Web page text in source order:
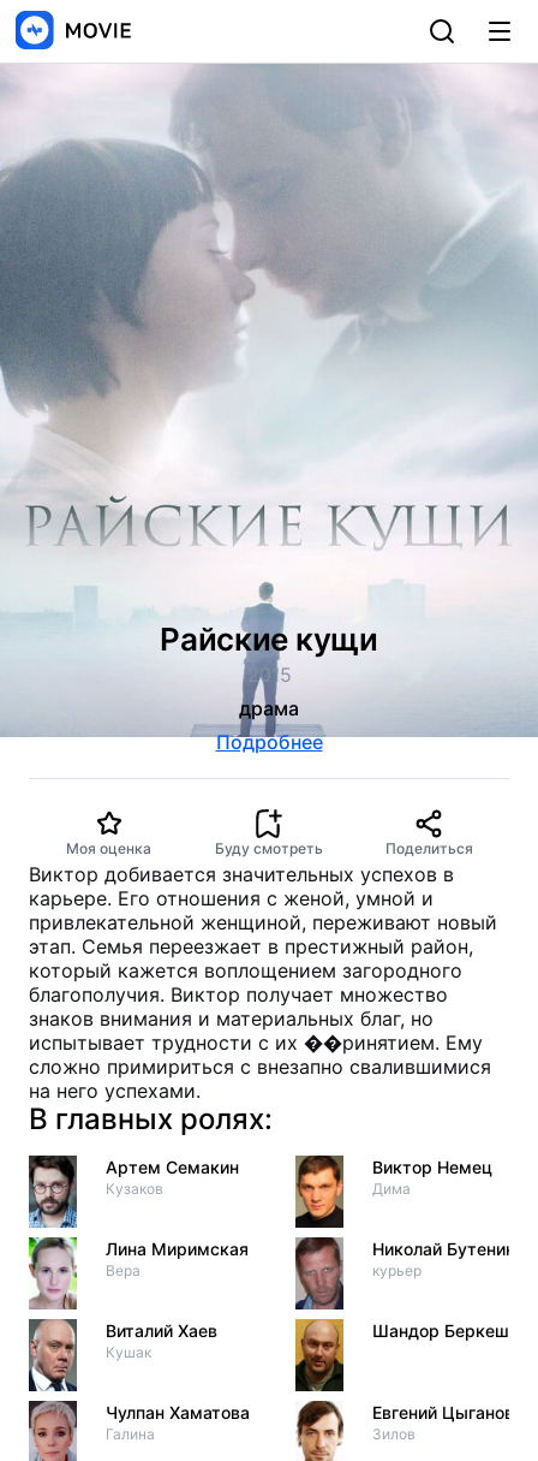
Райские кущи
2015
драма
Подробнее
Моя оценка Буду смотреть Поделиться
Виктор добивается значительных успехов в
карьере. Его отношения с женой, умной и
привлекательной женщиной, переживают новый
этап. Семья переезжает в престижный район,
который кажется воплощением загородного
благополучия. Виктор получает множество
знаков внимания и материальных благ, но
испытывает трудности с их ��ринятием. Ему
сложно примириться с внезапно свалившимися
на него успехами.
В главных ролях:
Артем Семакин
Кузаков
Лина Миримская
Вера
Виталий Хаев
Кушак
Чулпан Хаматова
Галина
Виктор Немец
Дима
Николай Бутенин
курьер
Шандор Беркеши
Евгений Цыганов
Зилов